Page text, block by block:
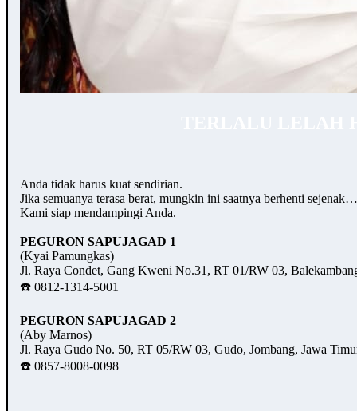
Anda tidak harus kuat sendirian.
Jika semuanya terasa berat, mungkin ini saatnya berhenti
Kami siap mendampingi Anda.
PEGURON SAPUJAGAD 1
(Kyai Pamungkas)
Jl. Raya Condet, Gang Kweni No.31, RT 01/RW 03,
☎️ 0812-1314-5001
PEGURON SAPUJAGAD 2
(Aby Marnos)
Jl. Raya Gudo No. 50, RT 05/RW 03, Gudo, Jombang, Jawa
☎️ 0857-8008-0098